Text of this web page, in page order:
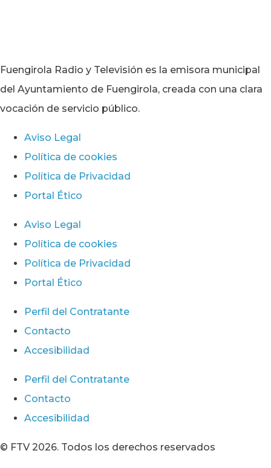
Fuengirola Radio y Televisión es la emisora municipal
del Ayuntamiento de Fuengirola, creada con una clara
vocación de servicio público.
Aviso Legal
Política de cookies
Política de Privacidad
Portal Ético
Aviso Legal
Política de cookies
Política de Privacidad
Portal Ético
Perfil del Contratante
Contacto
Accesibilidad
Perfil del Contratante
Contacto
Accesibilidad
© FTV 2026. Todos los derechos reservados